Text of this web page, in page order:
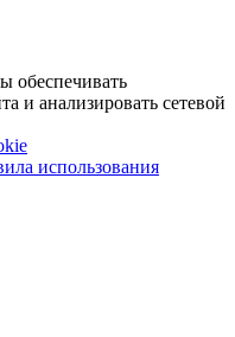
обеспечивать
и анализировать сетевой
использования